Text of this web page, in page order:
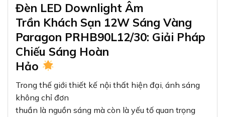
Đèn LED Downlight Âm
Trần Khách Sạn 12W Sáng Vàng
Paragon PRHB90L12/30: Giải Pháp
Chiếu Sáng Hoàn
Hảo
Trong thế giới thiết kế nội thất hiện đại, ánh sáng
không chỉ đơn
thuần là nguồn sáng mà còn là yếu tố quan trọng